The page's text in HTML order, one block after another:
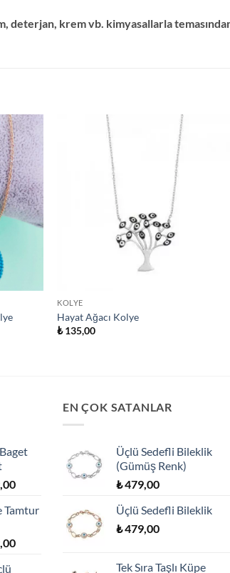
krem vb. kimyasallarla temasından
KOLYE
Hayat Ağacı Kolye
₺135,00
Şu
fiyat:
Tamtur
Şu
EN ÇOK SATANLAR
Üçlü Sedefli Bileklik
(Gümüş Renk)
₺479,00
Üçlü Sedefli Bileklik
₺479,00
Tek Sıra Taşlı Küpe